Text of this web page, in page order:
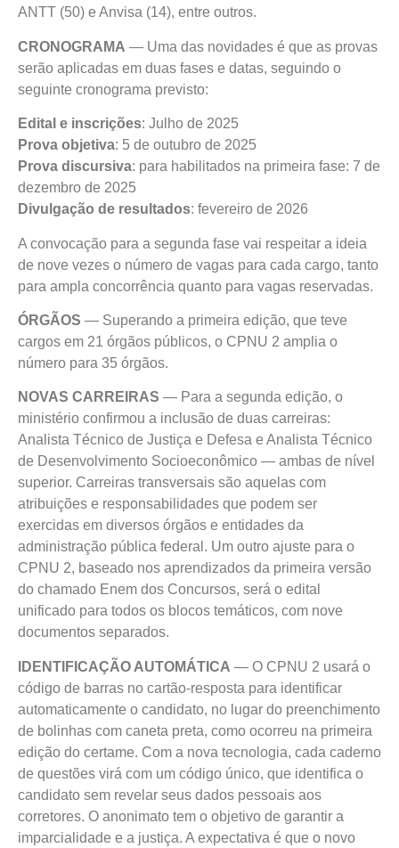
ANTT (50) e Anvisa (14), entre outros.
CRONOGRAMA — Uma das novidades é que as provas
serão aplicadas em duas fases e datas, seguindo o
seguinte cronograma previsto:
Edital e inscrições: Julho de 2025
Prova objetiva: 5 de outubro de 2025
Prova discursiva: para habilitados na primeira fase: 7 de
dezembro de 2025
Divulgação de resultados: fevereiro de 2026
A convocação para a segunda fase vai respeitar a ideia
de nove vezes o número de vagas para cada cargo, tanto
para ampla concorrência quanto para vagas reservadas.
ÓRGÃOS — Superando a primeira edição, que teve
cargos em 21 órgãos públicos, o CPNU 2 amplia o
número para 35 órgãos.
NOVAS CARREIRAS — Para a segunda edição, o
ministério confirmou a inclusão de duas carreiras:
Analista Técnico de Justiça e Defesa e Analista Técnico
de Desenvolvimento Socioeconômico — ambas de nível
superior. Carreiras transversais são aquelas com
atribuições e responsabilidades que podem ser
exercidas em diversos órgãos e entidades da
administração pública federal. Um outro ajuste para o
CPNU 2, baseado nos aprendizados da primeira versão
do chamado Enem dos Concursos, será o edital
unificado para todos os blocos temáticos, com nove
documentos separados.
IDENTIFICAÇÃO AUTOMÁTICA — O CPNU 2 usará o
código de barras no cartão-resposta para identificar
automaticamente o candidato, no lugar do preenchimento
de bolinhas com caneta preta, como ocorreu na primeira
edição do certame. Com a nova tecnologia, cada caderno
de questões virá com um código único, que identifica o
candidato sem revelar seus dados pessoais aos
corretores. O anonimato tem o objetivo de garantir a
imparcialidade e a justiça. A expectativa é que o novo